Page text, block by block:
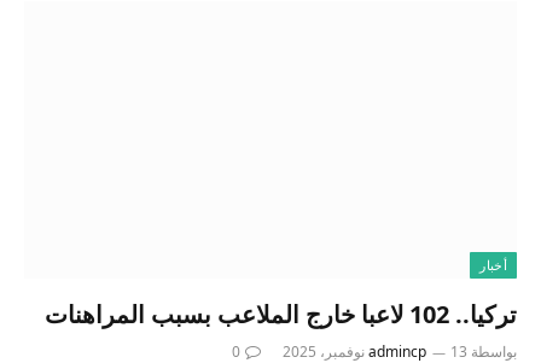
أخبار
تركيا.. 102 لاعبا خارج الملاعب بسبب المراهنات
بواسطة admincp 13 نوفمبر، 2025 0